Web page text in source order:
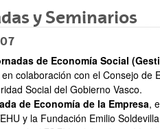
y Seminarios
de Economía Social
colaboración con el Consejo de
Social del Gobierno Vasco.
de Economía de la Empresa,
y la Fundación Emilio